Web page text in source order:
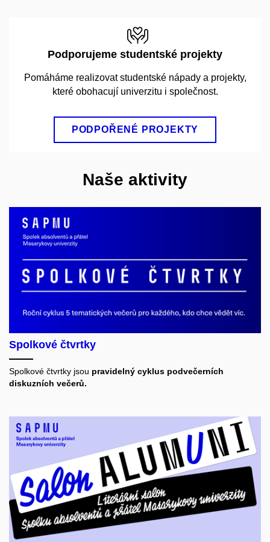
Podporujeme studentské projekty
Pomáháme realizovat studentské nápady a projekty,
které obohacují univerzitu i společnost.
PODPOŘENÉ PROJEKTY
Naše aktivity
Spolkové čtvrtky
Spolkové čtvrtky jsou pravidelný cyklus podvečerních
diskuzních večerů.